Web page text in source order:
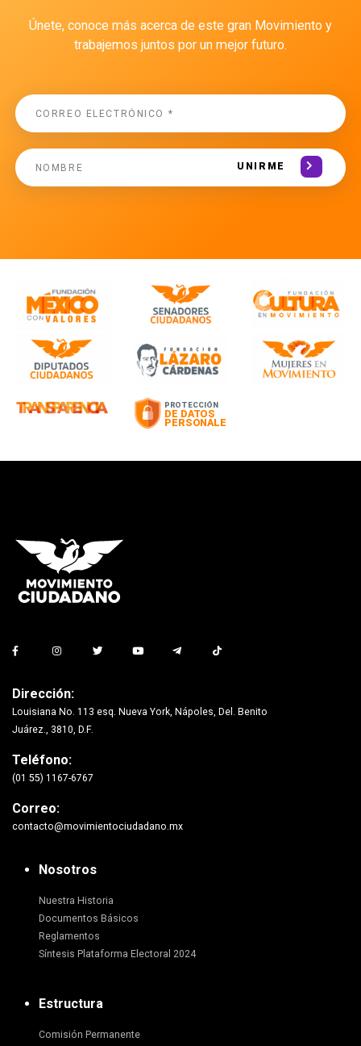
Únete, conoce más acerca de este gran Movimiento y
trabajemos juntos por un mejor futuro.
UNIRME
Dirección:
Louisiana No. 113 esq. Nueva York, Nápoles, Del. Benito
Juárez., 3810, D.F.
Teléfono:
(01 55) 1167-6767
Correo:
contacto@movimientociudadano.mx
Nosotros
Nuestra Historia
Documentos Básicos
Reglamentos
Síntesis Plataforma Electoral 2024
Estructura
Comisión Permanente